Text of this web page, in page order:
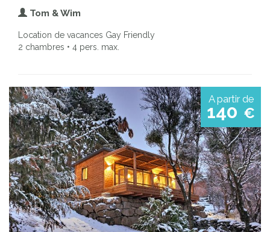
Tom & Wim
Location de vacances Gay Friendly
2 chambres • 4 pers. max.
A partir de
140 €